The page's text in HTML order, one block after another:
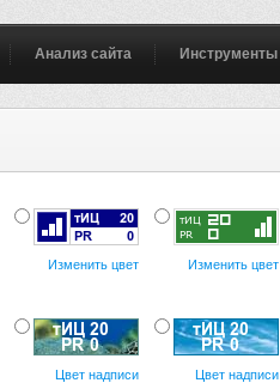
Анализ сайта Инструменты
Изменить цвет Изменить цвет
Цвет надписи Цвет надписи